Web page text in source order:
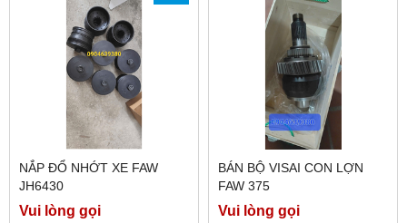
NẮP ĐỔ NHỚT XE FAW
JH6430
Vui lòng gọi
BÁN BỘ VISAI CON LỢN
FAW 375
Vui lòng gọi